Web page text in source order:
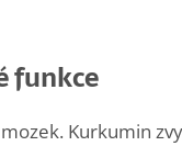
funkce
Kurkumin